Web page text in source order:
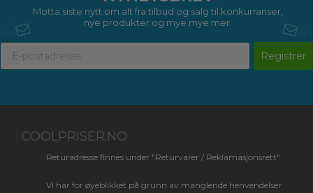
Motta siste nytt om alt fra tilbud og salg til konkurranser,
nye produkter og mye mye mer.
Registrer
COOLPRISER.NO
Returadresse finnes under "Returvarer / Reklamasjonsrett"
Vi har for øyeblikket på grunn av manglende henvendelser